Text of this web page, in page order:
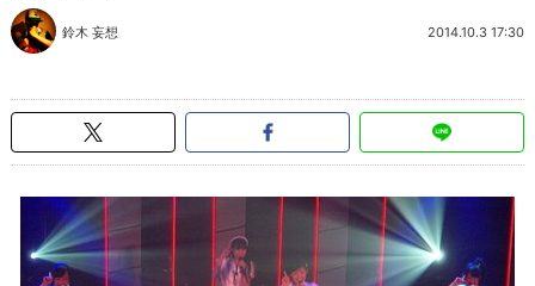
鈴木 妄想 2014.10.3 17:30